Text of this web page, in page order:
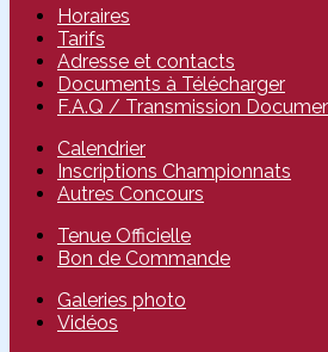
Horaires
Tarifs
Adresse et contacts
Documents à Télécharger
F.A.Q / Transmission
Calendrier
Inscriptions Championnats
Autres Concours
Tenue Officielle
Bon de Commande
Galeries photo
Vidéos